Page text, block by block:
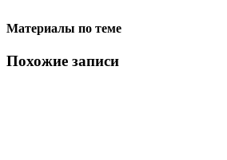
Материалы по теме
Похожие записи